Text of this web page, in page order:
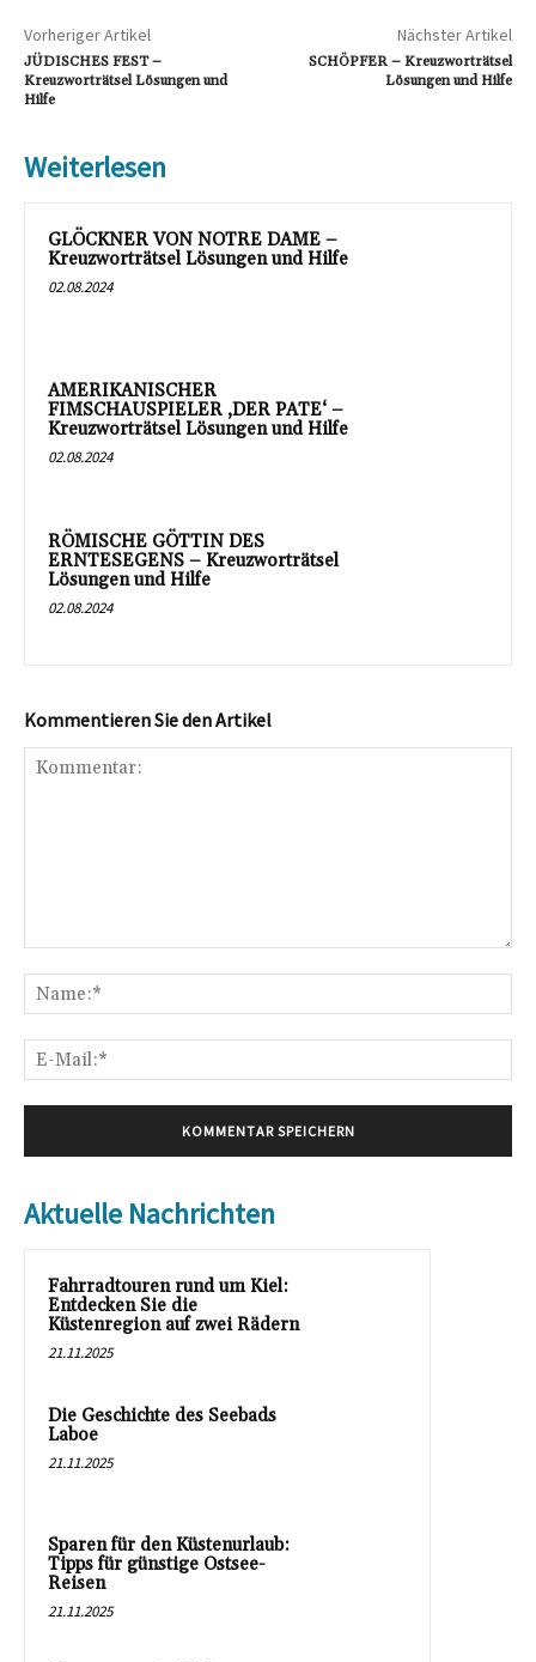
Vorheriger Artikel
JÜDISCHES FEST –
Kreuzworträtsel Lösungen und
Hilfe
Nächster Artikel
SCHÖPFER – Kreuzworträtsel
Lösungen und Hilfe
Weiterlesen
GLÖCKNER VON NOTRE DAME –
Kreuzworträtsel Lösungen und Hilfe
02.08.2024
AMERIKANISCHER
FIMSCHAUSPIELER ‚DER PATE‘ –
Kreuzworträtsel Lösungen und Hilfe
02.08.2024
RÖMISCHE GÖTTIN DES
ERNTESEGENS – Kreuzworträtsel
Lösungen und Hilfe
02.08.2024
Kommentieren Sie den Artikel
Aktuelle Nachrichten
Fahrradtouren rund um Kiel:
Entdecken Sie die
Küstenregion auf zwei Rädern
21.11.2025
Die Geschichte des Seebads
Laboe
21.11.2025
Sparen für den Küstenurlaub:
Tipps für günstige Ostsee-
Reisen
21.11.2025